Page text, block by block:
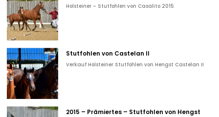
Holsteiner – Stutfohlen von Casalito 2015
Stutfohlen von Castelan II
Verkauf Holsteiner Stutfohlen von Hengst Castelan II
2015 – Prämiertes – Stutfohlen von Hengst